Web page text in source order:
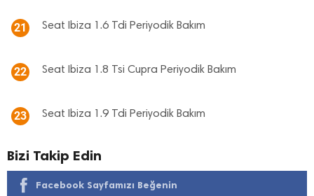
21 Seat Ibiza 1.6 Tdi Periyodik Bakım
22 Seat Ibiza 1.8 Tsi Cupra Periyodik Bakım
23 Seat Ibiza 1.9 Tdi Periyodik Bakım
Bizi Takip Edin
Facebook Sayfamızı Beğenin